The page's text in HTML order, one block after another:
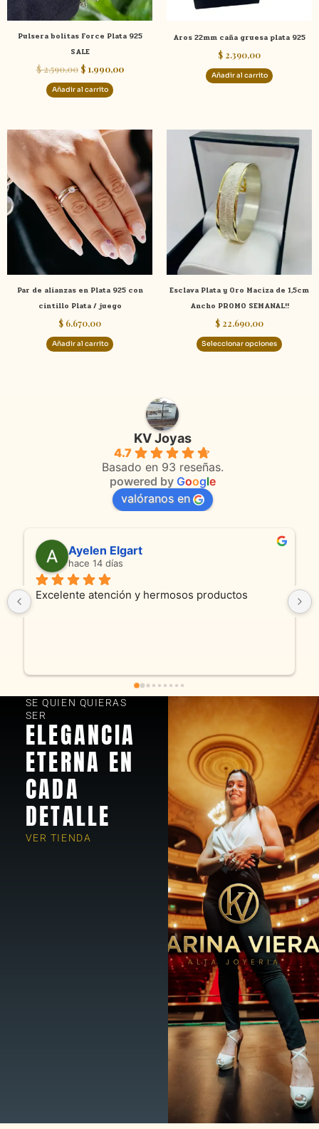
Pulsera bolitas Force Plata 925
SALE
$2.590,00 $1.990,00
Añadir al carrito
Aros 22mm caña gruesa plata 925
$ 2.390,00
Añadir al carrito
Par de alianzas en Plata 925 con
cintillo Plata / juego
$ 6.670,00
Añadir al carrito
Esclava Plata y Oro Maciza de 1,5cm
Ancho PROMO SEMANAL!!
$ 22.690,00
Seleccionar opciones
Este
tiene
Las
se
pueden
elegir
en
la
de
KV Joyas
4.7
Basado en 93 reseñas.
powered by Google
valóranos en
Anmamaca
hace 24 días
Son absolutamente espectaculares tanto
SE QUIEN QUIERAS
SER
ELEGANCIA
ETERNA EN
CADA
DETALLE
VER TIENDA